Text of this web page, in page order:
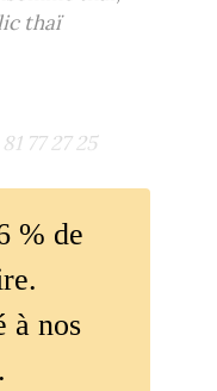
thaï
77 27 25
% de
à nos